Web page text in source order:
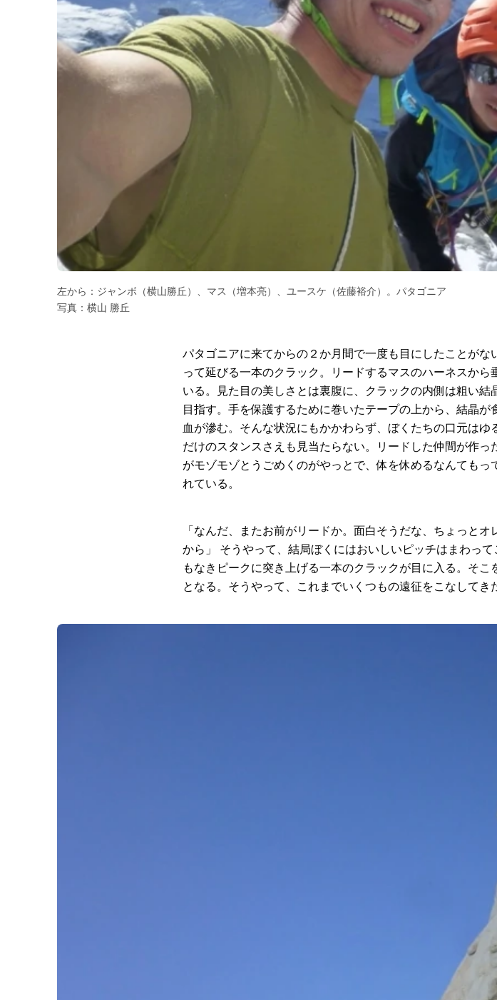
左から：ジャンボ（横山勝丘）、マス（増本亮）、ユースケ（佐藤裕介）。パタゴニア
写真：横山 勝丘
パタゴニアに来てからの２か月間で一度も目にしたことが
って延びる一本のクラック。リードするマスのハーネスか
いる。見た目の美しさとは裏腹に、クラックの内側は粗い
目指す。手を保護するために巻いたテープの上から、結晶が
血が滲む。そんな状況にもかかわらず、ぼくたちの口元は
だけのスタンスさえも見当たらない。リードした仲間が作
がモゾモゾとうごめくのがやっとで、体を休めるなんても
れている。
「なんだ、またお前がリードか。面白そうだな、ちょっと
から」 そうやって、結局ぼくにはおいしいピッチはまわっ
もなきピークに突き上げる一本のクラックが目に入る。そ
となる。そうやって、これまでいくつもの遠征をこなしてき